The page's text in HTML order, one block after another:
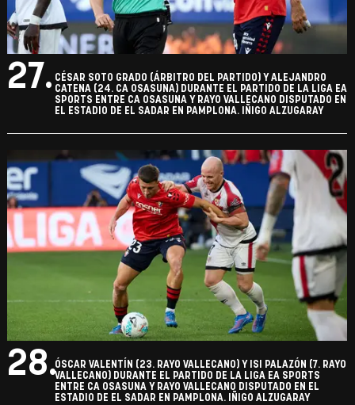
27. CÉSAR SOTO GRADO (ÁRBITRO DEL PARTIDO) Y ALEJANDRO
CATENA (24. CA OSASUNA) DURANTE EL PARTIDO DE LA LIGA EA
SPORTS ENTRE CA OSASUNA Y RAYO VALLECANO DISPUTADO EN
EL ESTADIO DE EL SADAR EN PAMPLONA. IÑIGO ALZUGARAY
28.ÓSCAR VALENTÍN (23. RAYO VALLECANO) Y ISI PALAZÓN (7. RAYO
VALLECANO) DURANTE EL PARTIDO DE LA LIGA EA SPORTS
ENTRE CA OSASUNA Y RAYO VALLECANO DISPUTADO EN EL
ESTADIO DE EL SADAR EN PAMPLONA. IÑIGO ALZUGARAY